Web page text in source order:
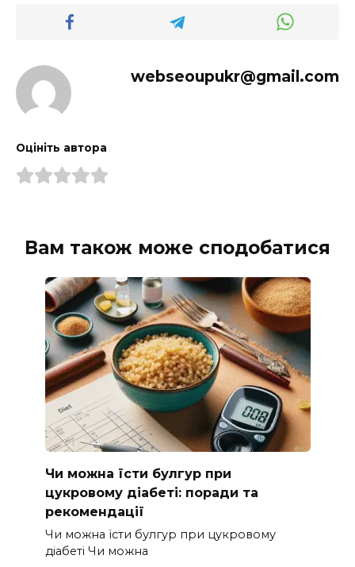
webseoupukr@gmail.com
Оцініть автора
Вам також може сподобатися
Чи можна їсти булгур при
цукровому діабеті: поради та
рекомендації
Чи можна їсти булгур при цукровому
діабеті Чи можна